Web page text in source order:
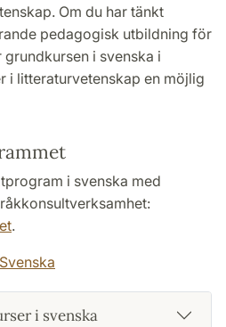
Om du har tänkt
pedagogisk utbildning för
i svenska i
i litteraturvetenskap en möjlig
i svenska med
.
i svenska